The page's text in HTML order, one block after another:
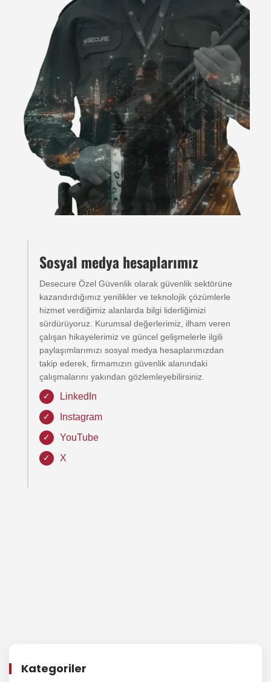
Sosyal medya hesaplarımız
Desecure Özel Güvenlik olarak güvenlik sektörüne
kazandırdığımız yenilikler ve teknolojik çözümlerle
hizmet verdiğimiz alanlarda bilgi liderliğimizi
sürdürüyoruz. Kurumsal değerlerimiz, ilham veren
çalışan hikayelerimiz ve güncel gelişmelerle ilgili
paylaşımlarımızı sosyal medya hesaplarımızdan
takip ederek, firmamızın güvenlik alanındaki
çalışmalarını yakından gözlemleyebilirsiniz.
LinkedIn
Instagram
YouTube
X
Kategoriler